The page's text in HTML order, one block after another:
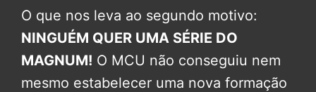
O que nos leva ao segundo motivo:
NINGUÉM QUER UMA SÉRIE DO
MAGNUM! O MCU não conseguiu nem
mesmo estabelecer uma nova formação